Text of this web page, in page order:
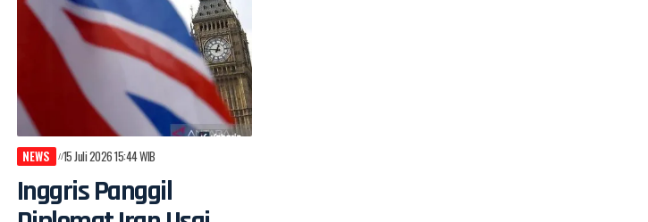
NEWS 15 Juli 2026 15:44 WIB
Inggris Panggil